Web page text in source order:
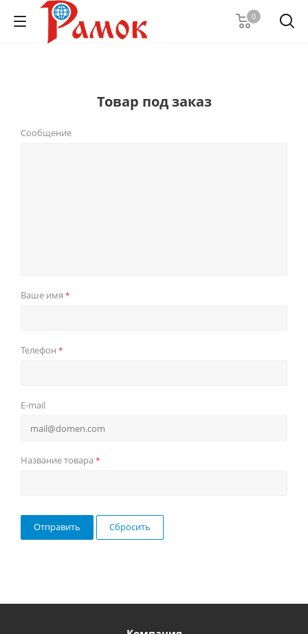
0
Товар под заказ
Сообщение
Ваше имя *
Телефон *
E-mail
Название товара *
Сбросить